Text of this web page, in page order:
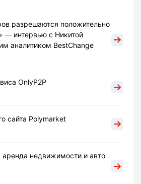
разрешаются положительно
— интервью с Никитой
аналитиком BestChange
OnlyP2P
сайта Polymarket
недвижимости и авто